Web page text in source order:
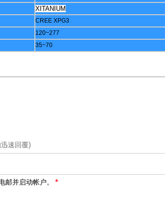
XITANIUM
CREE XPG3
120~277
35~70
速回覆)
邮并启动帐户。